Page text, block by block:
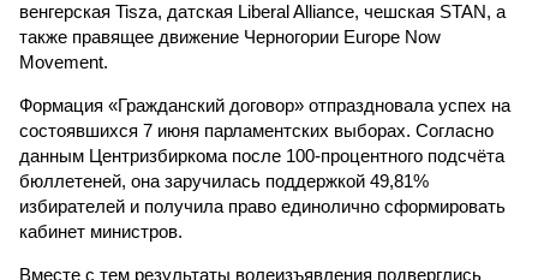
венгерская Tisza, датская Liberal Alliance, чешская STAN, а
также правящее движение Черногории Europe Now
Movement.
Формация «Гражданский договор» отпраздновала успех на
состоявшихся 7 июня парламентских выборах. Согласно
данным Центризбиркома после 100-процентного подсчёта
бюллетеней, она заручилась поддержкой 49,81%
избирателей и получила право единолично сформировать
кабинет министров.
Вместе с тем результаты волеизъявления подверглись